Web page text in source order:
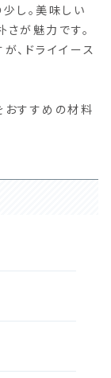
し。美味しい
が魅力です。
、ドライイース
おすすめの材料